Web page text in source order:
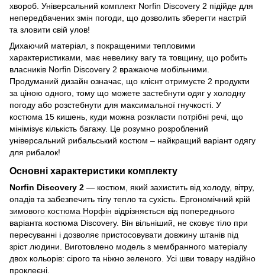
хвороб. Універсальний комплект Norfin Discovery 2 підійде для
непередбачених змін погоди, що дозволить зберегти настрій
та зловити свій улов!
Дихаючий матеріал, з покращеними тепловими
характеристиками, має невелику вагу та товщину, що робить
власників Norfin Discovery 2 вражаюче мобільними.
Продуманий дизайн означає, що клієнт отримуєте 2 продукти
за ціною одного, тому що можете застебнути одяг у холодну
погоду або розстебнути для максимальної гнучкості. У
костюма 15 кишень, куди можна розкласти потрібні речі, що
мінімізує кількість багажу. Це розумно розроблений
універсальний рибальський костюм – найкращий варіант одягу
для рибалок!
Основні характеристики комплекту
Norfin Discovery 2 — костюм, який захистить від холоду, вітру,
опадів та забезпечить тілу тепло та сухість. Ергономічний крій
зимового костюма Норфін відрізняється від попереднього
варіанта костюма Discovery. Він вільніший, не сковує тіло при
пересуванні і дозволяє пристосовувати довжину штанів під
зріст людини. Виготовлено модель з мембранного матеріалу
двох кольорів: сірого та ніжно зеленого. Усі шви товару надійно
проклеєні.